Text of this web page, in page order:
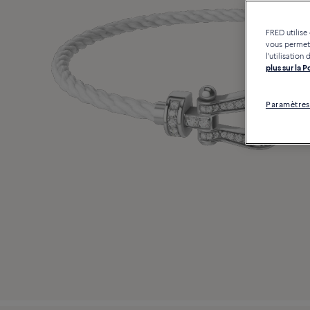
FRED
vous
l'utilisation
plus sur la